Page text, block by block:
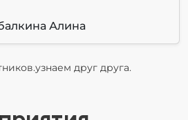
Алина
друг друга.